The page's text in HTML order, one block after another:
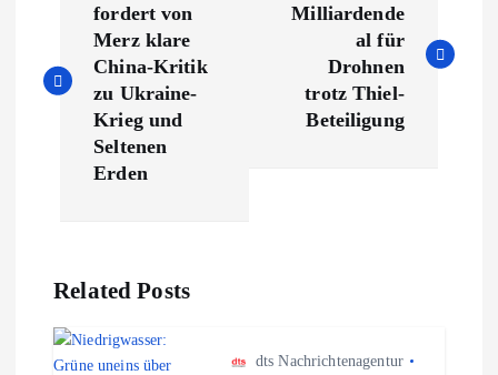
i
g
s
fordert von
Merz klare
China-Kritik
zu Ukraine-
Krieg und
Seltenen
Erden
Milliardende
al für
Drohnen
trotz Thiel-
Beteiligung
Related Posts
dts Nachrichtenagentur